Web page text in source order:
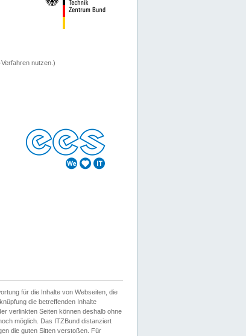
nutzen.)
für die Inhalte von Webseiten, die
die betreffenden Inhalte
verlinkten Seiten können deshalb ohne
möglich. Das ITZBund distanziert
die guten Sitten verstoßen. Für